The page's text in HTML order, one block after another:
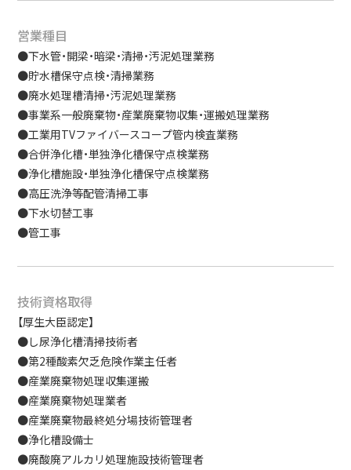
営業種目
●下水管・開梁・暗梁・清掃・汚泥処理業務
●貯水槽保守点検・清掃業務
●廃水処理槽清掃・汚泥処理業務
●事業系一般廃棄物・産業廃棄物収集・運搬処理業務
●工業用TVファイバースコープ管内検査業務
●合併浄化槽・単独浄化槽保守点検業務
●浄化槽施設・単独浄化槽保守点検業務
●高圧洗浄等配管清掃工事
●下水切替工事
●管工事
技術資格取得
【厚生大臣認定】
●し尿浄化槽清掃技術者
●第2種酸素欠乏危険作業主任者
●産業廃棄物処理収集運搬
●産業廃棄物処理業者
●産業廃棄物最終処分場技術管理者
●浄化槽設備士
●廃酸廃アルカリ処理施設技術管理者